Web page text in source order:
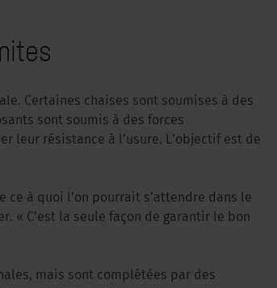
Certaines chaises sont soumises à des
sont soumis à des forces
leur résistance à l’usure. L’objectif est de
à quoi l’on pourrait s’attendre dans le
« C’est la seule façon de garantir le bon
mais sont complétées par des